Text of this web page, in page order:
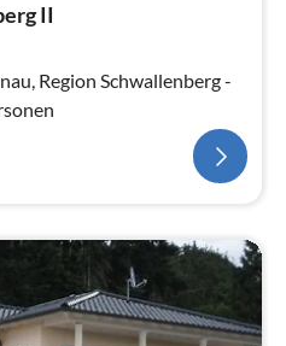
II
Region Schwallenberg -